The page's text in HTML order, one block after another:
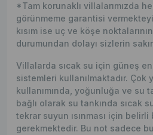
*Tam korunaklı villalarımızda
görünmeme garantisi
kısım ise uç ve köşe
durumundan dolayı sizlerin
Villalarda sıcak su için güneş
sistemleri kullanılmaktadır. Çok
kullanımında, yoğunluğa ve su
bağlı olarak su tankında sıcak
tekrar suyun ısınması için
gerekmektedir. Bu not sadece